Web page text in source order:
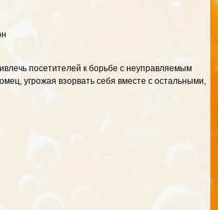
посетителей к борьбе с неуправляемым
угрожая взорвать себя вместе с остальными,